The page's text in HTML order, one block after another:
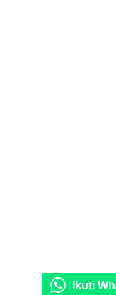
Ikuti